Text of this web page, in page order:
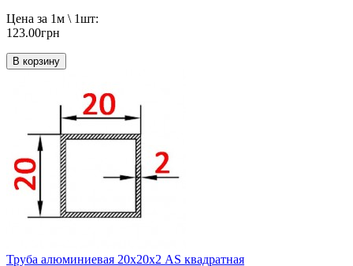
Цена за 1м \ 1шт:
123.00грн
В корзину
Труба алюминиевая 20х20х2 AS квадратная